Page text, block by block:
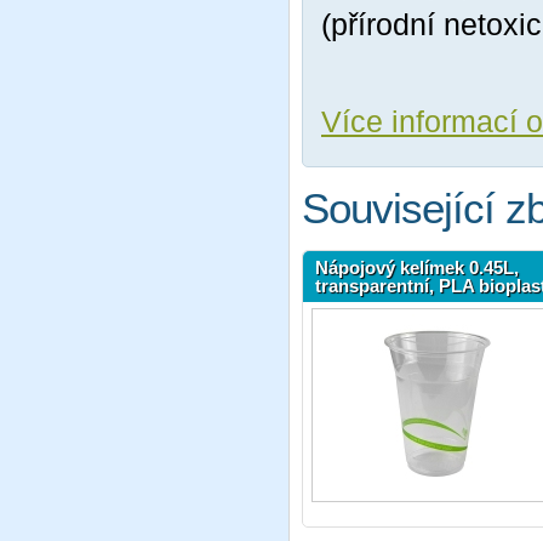
(přírodní
Více informací
Související
Nápojový kelímek 0.45L,
transparentní, PLA